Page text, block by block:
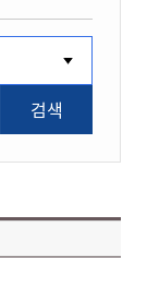
검색